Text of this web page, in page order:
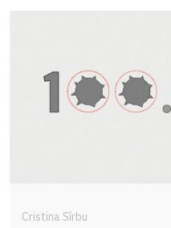
Cristina Sîrbu